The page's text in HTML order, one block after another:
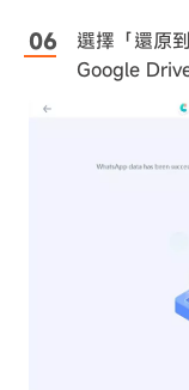
選擇「還原
Google